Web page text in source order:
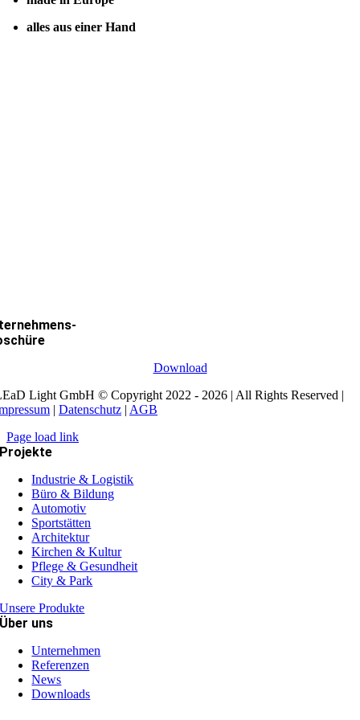
alles aus einer Hand
Download
Light GmbH © Copyright 2022 - 2026 | All Rights Reserved |
| Datenschutz | AGB
Page load link
Projekte
Industrie & Logistik
Büro & Bildung
Automotiv
Sportstätten
Architektur
Kirchen & Kultur
Pflege & Gesundheit
City & Park
Unsere Produkte
Über uns
Unternehmen
Referenzen
News
Downloads